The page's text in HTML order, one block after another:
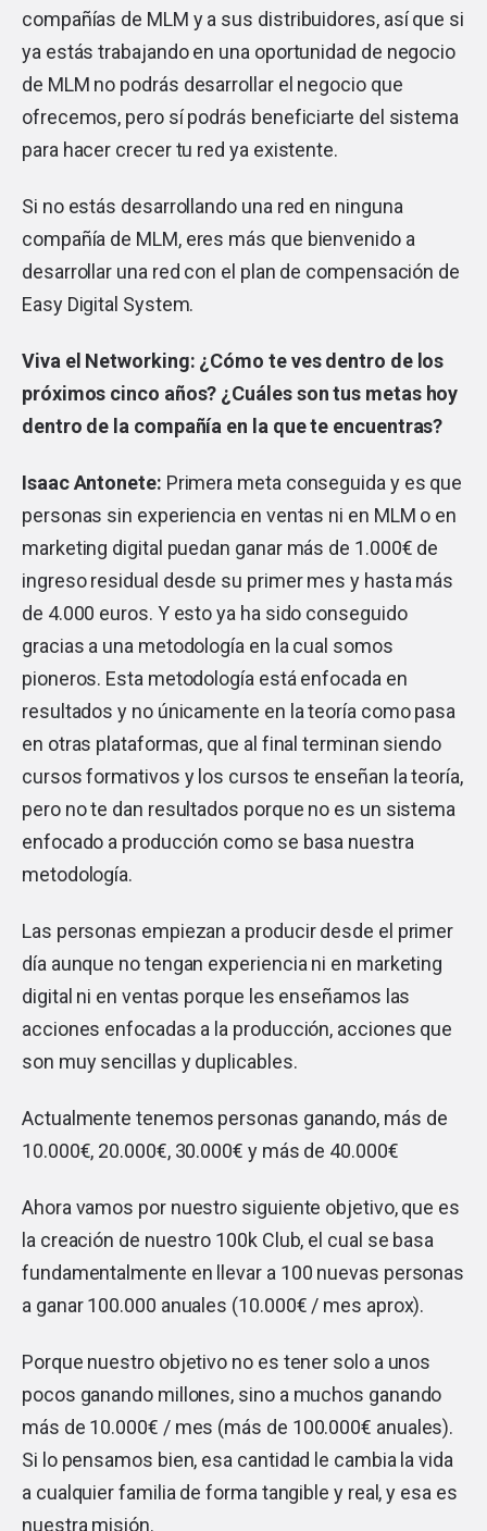
compañías de MLM y a sus distribuidores, así que si
ya estás trabajando en una oportunidad de negocio
de MLM no podrás desarrollar el negocio que
ofrecemos, pero sí podrás beneficiarte del sistema
para hacer crecer tu red ya existente.
Si no estás desarrollando una red en ninguna
compañía de MLM, eres más que bienvenido a
desarrollar una red con el plan de compensación de
Easy Digital System.
Viva el Networking: ¿Cómo te ves dentro de los
próximos cinco años? ¿Cuáles son tus metas hoy
dentro de la compañía en la que te encuentras?
Isaac Antonete: Primera meta conseguida y es que
personas sin experiencia en ventas ni en MLM o en
marketing digital puedan ganar más de 1.000€ de
ingreso residual desde su primer mes y hasta más
de 4.000 euros. Y esto ya ha sido conseguido
gracias a una metodología en la cual somos
pioneros. Esta metodología está enfocada en
resultados y no únicamente en la teoría como pasa
en otras plataformas, que al final terminan siendo
cursos formativos y los cursos te enseñan la teoría,
pero no te dan resultados porque no es un sistema
enfocado a producción como se basa nuestra
metodología.
Las personas empiezan a producir desde el primer
día aunque no tengan experiencia ni en marketing
digital ni en ventas porque les enseñamos las
acciones enfocadas a la producción, acciones que
son muy sencillas y duplicables.
Actualmente tenemos personas ganando, más de
10.000€, 20.000€, 30.000€ y más de 40.000€
Ahora vamos por nuestro siguiente objetivo, que es
la creación de nuestro 100k Club, el cual se basa
fundamentalmente en llevar a 100 nuevas personas
a ganar 100.000 anuales (10.000€ / mes aprox).
Porque nuestro objetivo no es tener solo a unos
pocos ganando millones, sino a muchos ganando
más de 10.000€ / mes (más de 100.000€ anuales).
Si lo pensamos bien, esa cantidad le cambia la vida
a cualquier familia de forma tangible y real, y esa es
nuestra misión.